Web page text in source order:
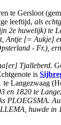
Gersloot
leeftijd, als
2e huwelijk) te
Antje [= Aukje]
- Fr.),
Tjalleberd.
is
Langezwaag
en 1820 te
PLOEGSMA.
huwde